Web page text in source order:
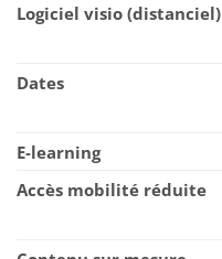
Logiciel visio (distanciel)
Dates
E-learning
Accès mobilité réduite